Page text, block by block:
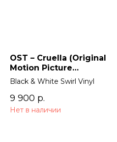
OST – Cruella (Original
Motion Picture
Soundtrack) 2LP
Black & White Swirl Vinyl
9 900 р.
Нет в наличии